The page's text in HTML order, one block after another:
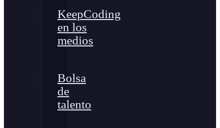
KeepCoding
en los
medios
Bolsa
de
talento